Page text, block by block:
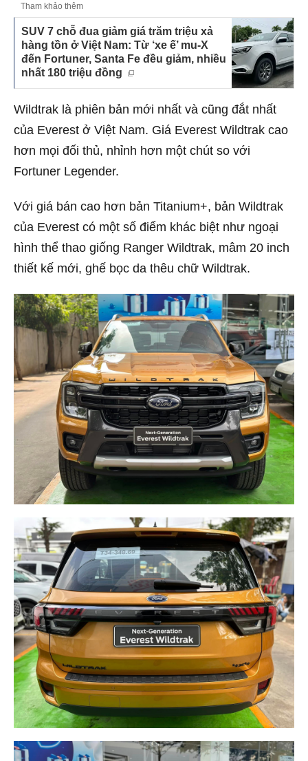
Tham khảo thêm
SUV 7 chỗ đua giảm giá trăm triệu xả
hàng tồn ở Việt Nam: Từ ‘xe ế’ mu-X
đến Fortuner, Santa Fe đều giảm, nhiều
nhất 180 triệu đồng
Wildtrak là phiên bản mới nhất và cũng đắt nhất
của Everest ở Việt Nam. Giá Everest Wildtrak cao
hơn mọi đối thủ, nhỉnh hơn một chút so với
Fortuner Legender.
Với giá bán cao hơn bản Titanium+, bản Wildtrak
của Everest có một số điểm khác biệt như ngoại
hình thể thao giống Ranger Wildtrak, mâm 20 inch
thiết kế mới, ghế bọc da thêu chữ Wildtrak.